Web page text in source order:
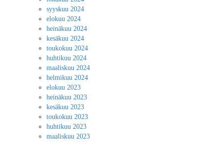
syyskuu 2024
elokuu 2024
heinäkuu 2024
kesäkuu 2024
toukokuu 2024
huhtikuu 2024
maaliskuu 2024
helmikuu 2024
elokuu 2023
heinäkuu 2023
kesäkuu 2023
toukokuu 2023
huhtikuu 2023
maaliskuu 2023